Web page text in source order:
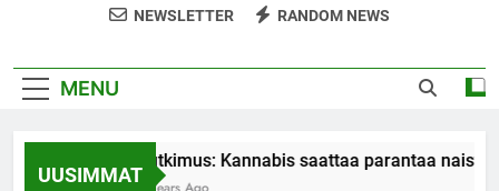
NEWSLETTER RANDOM NEWS
MENU
UUSIMMAT
Tutkimus: Kannabis saattaa parantaa naisten